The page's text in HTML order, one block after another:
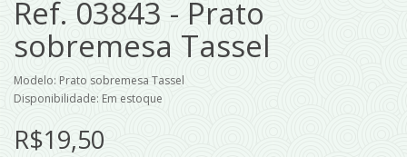
Ref. 03843 - Prato
sobremesa Tassel
Modelo: Prato sobremesa Tassel
Disponibilidade: Em estoque
R$19,50